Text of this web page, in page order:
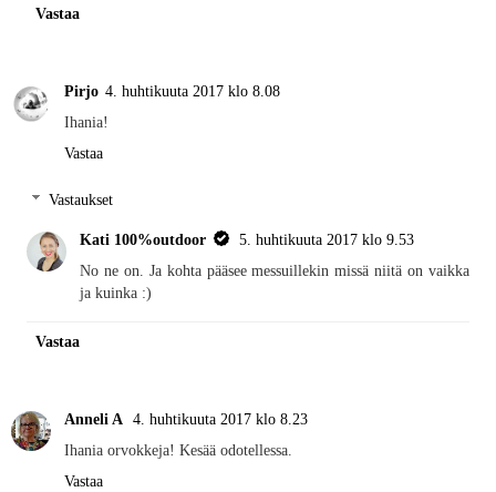
Vastaa
Pirjo 4. huhtikuuta 2017 klo 8.08
Ihania!
Vastaa
Vastaukset
Kati 100%outdoor
5. huhtikuuta 2017 klo 9.53
No ne on. Ja kohta pääsee messuillekin missä niitä on vaikka
ja kuinka :)
Vastaa
Anneli A
4. huhtikuuta 2017 klo 8.23
Ihania orvokkeja! Kesää odotellessa.
Vastaa